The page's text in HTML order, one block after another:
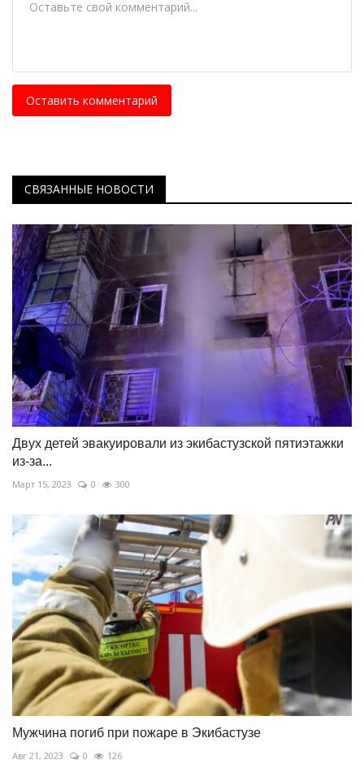
Оставить комментарий
СВЯЗАННЫЕ НОВОСТИ
Двух детей эвакуировали из экибастузской пятиэтажки
из-за...
Март 15, 2023 0 300
Мужчина погиб при пожаре в Экибастузе
Авг 21, 2023 0 126